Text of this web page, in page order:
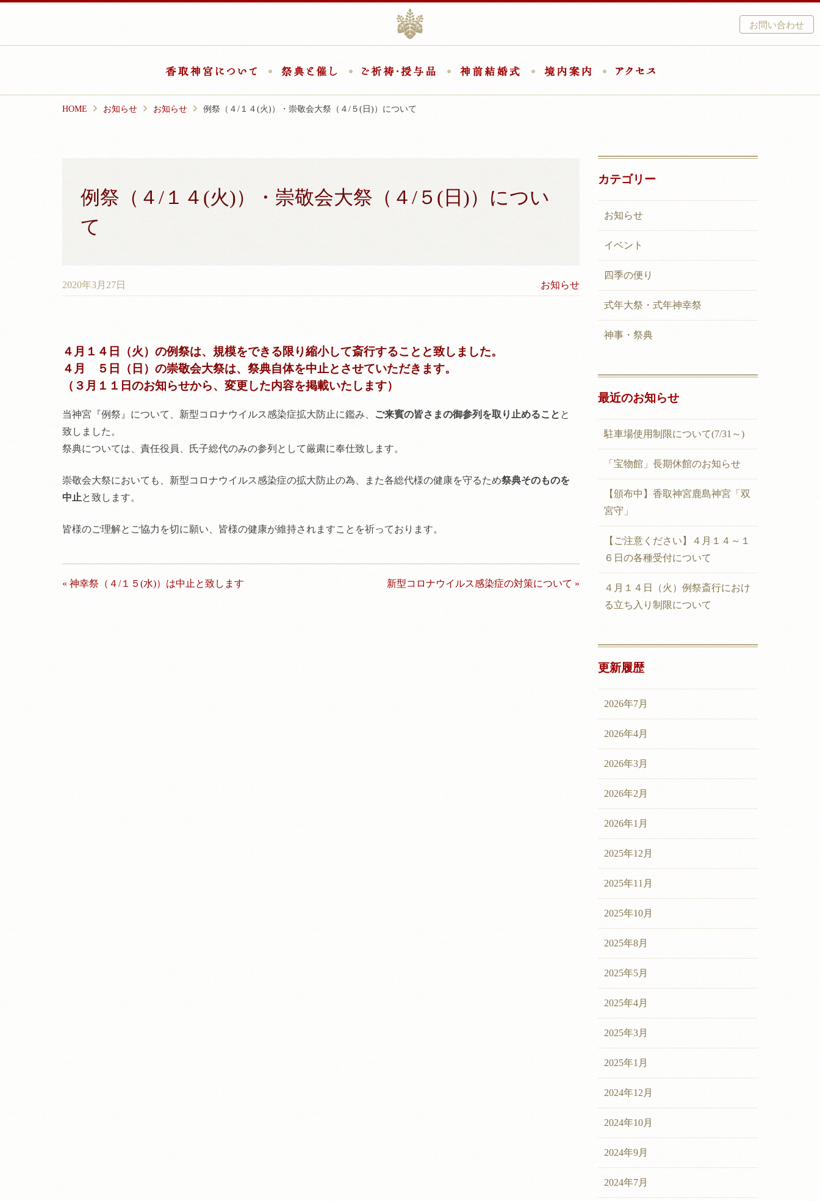
お問い合わせ
HOME お知らせ お知らせ 例祭（４/１４(火)）・崇敬会大祭（４/５(日)）について
例祭（４/１４(火)）・崇敬会大祭（４/５(日)）につい
て
2020年3月27日 お知らせ
４月１４日（火）の例祭は、規模をできる限り縮小して斎行することと致しました。
４月 ５日（日）の崇敬会大祭は、祭典自体を中止とさせていただきます。
（３月１１日のお知らせから、変更した内容を掲載いたします）
当神宮『例祭』について、新型コロナウイルス感染症拡大防止に鑑み、 ご来賓の皆さまの御参列を取り止めること と
致しました。
祭典については、責任役員、氏子総代のみの参列として厳粛に奉仕致します。
崇敬会大祭においても、新型コロナウイルス感染症の拡大防止の為、また各総代様の健康を守るため祭典そのものを
中止と致します。
皆様のご理解とご協力を切に願い、皆様の健康が維持されますことを祈っております。
投
« 神幸祭（４/１５(水)）は中止と致します 新型コロナウイルス感染症の対策について »
カテゴリー
お知らせ
イベント
四季の便り
式年大祭・式年神幸祭
神事・祭典
最近のお知らせ
駐車場使用制限について(7/31～)
「宝物館」長期休館のお知らせ
【頒布中】香取神宮鹿島神宮「双
宮守」
【ご注意ください】４月１４～１
６日の各種受付について
４月１４日（火）例祭斎行におけ
る立ち入り制限について
更新履歴
2026年7月
2026年4月
2026年3月
2026年2月
2026年1月
2025年12月
2025年11月
2025年10月
2025年8月
2025年5月
2025年4月
2025年3月
2025年1月
2024年12月
2024年10月
2024年9月
2024年7月